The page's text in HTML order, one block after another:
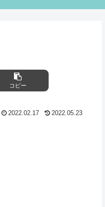
コピー
2022.02.17 2022.05.23